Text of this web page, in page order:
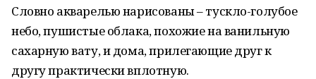
Словно акварелью нарисованы – тускло-голубое
небо, пушистые облака, похожие на ванильную
сахарную вату, и дома, прилегающие друг к
другу практически вплотную.